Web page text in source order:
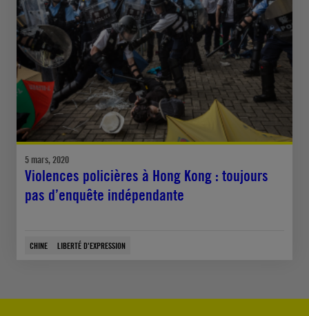
5 mars, 2020
Violences policières à Hong Kong : toujours
pas d’enquête indépendante
CHINE LIBERTÉ D'EXPRESSION